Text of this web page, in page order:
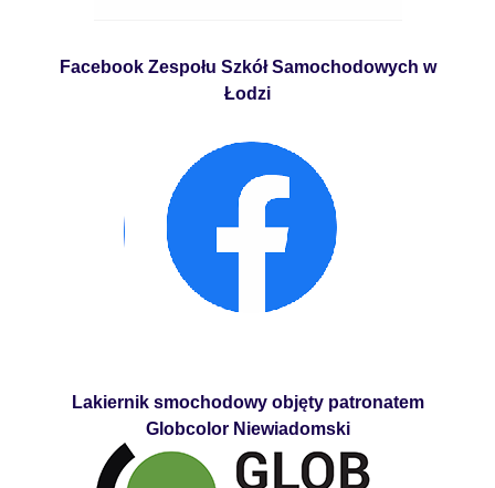
Facebook Zespołu Szkół Samochodowych w
Łodzi
Lakiernik smochodowy objęty patronatem
Globcolor Niewiadomski